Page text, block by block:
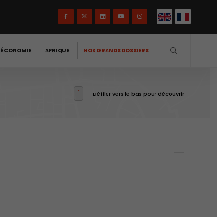
AFRIQUE NOS GRANDS DOSSIERS
Défiler vers le bas pour découvrir